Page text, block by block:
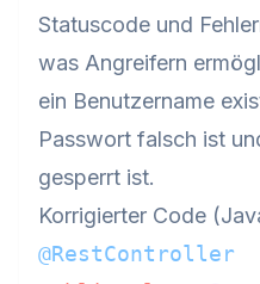
Statuscode und
was Angreifern
ein Benutzername
Passwort falsch ist
gesperrt ist.
Korrigierter Code
@RestController